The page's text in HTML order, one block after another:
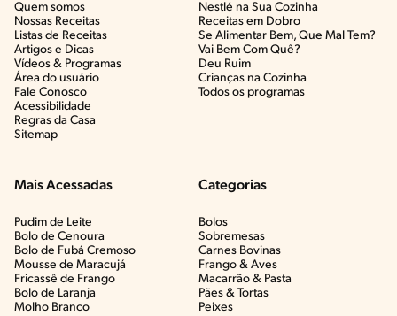
Quem somos
Nossas Receitas
Listas de Receitas​
Artigos e Dicas​
Vídeos & Programas​
Área do usuário
Fale Conosco
Acessibilidade
Regras da Casa
Sitemap
Nestlé na Sua Cozinha
Receitas em Dobro
Se Alimentar Bem, Que Mal Tem?​
Vai Bem Com Quê?​
Deu Ruim​
Crianças na Cozinha​
Todos os programas
Mais Acessadas
Pudim de Leite
Bolo de Cenoura
Bolo de Fubá Cremoso
Mousse de Maracujá
Fricassê de Frango
Bolo de Laranja
Molho Branco
Categorias
Bolos
Sobremesas
Carnes Bovinas​
Frango & Aves​
Macarrão & Pasta​
Pães & Tortas​
Peixes